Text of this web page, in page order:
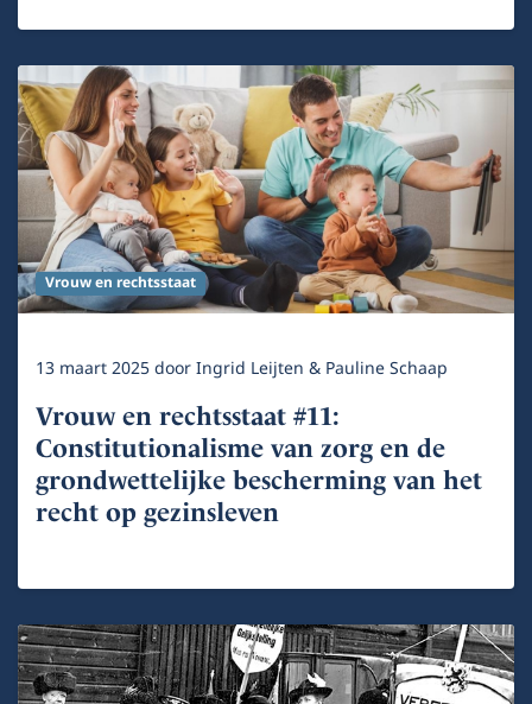
Vrouw en rechtsstaat
13 maart 2025doorIngrid Leijten & Pauline Schaap
Vrouw en rechtsstaat #11:
Constitutionalisme van zorg en de
grondwettelijke bescherming van het
recht op gezinsleven